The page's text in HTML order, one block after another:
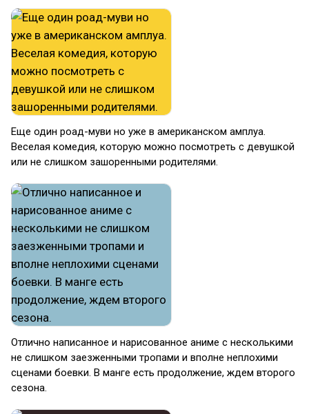
Еще один роад-муви но уже в американском амплуа.
Веселая комедия, которую можно посмотреть с девушкой
или не слишком зашоренными родителями.
Отлично написанное и нарисованное аниме с несколькими
не слишком заезженными тропами и вполне неплохими
сценами боевки. В манге есть продолжение, ждем второго
сезона.